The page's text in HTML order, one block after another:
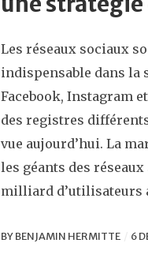
Les réseaux sociaux
indispensable dans la
Facebook, Instagram
des registres
vue aujourd’hui. La
les géants des
milliard d’utilisateurs
BYBENJAMIN HERMITTE 6